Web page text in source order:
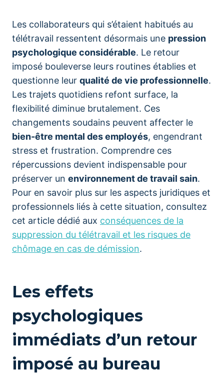
Les collaborateurs qui s’étaient habitués au
télétravail ressentent désormais une pression
psychologique considérable. Le retour
imposé bouleverse leurs routines établies et
questionne leur qualité de vie professionnelle.
Les trajets quotidiens refont surface, la
flexibilité diminue brutalement. Ces
changements soudains peuvent affecter le
bien-être mental des employés, engendrant
stress et frustration. Comprendre ces
répercussions devient indispensable pour
préserver un environnement de travail sain.
Pour en savoir plus sur les aspects juridiques et
professionnels liés à cette situation, consultez
cet article dédié aux conséquences de la
suppression du télétravail et les risques de
chômage en cas de démission.
Les effets
psychologiques
immédiats d’un retour
imposé au bureau